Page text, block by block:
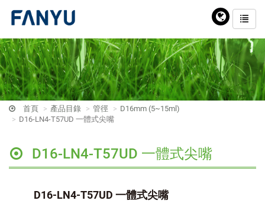
首頁 產品目錄 管徑
D16mm (5~15ml)
D16-LN4-T57UD 一體式尖嘴
D16-LN4-T57UD 一體式尖嘴
D16-LN4-T57UD 一體式尖嘴